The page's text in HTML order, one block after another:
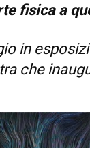
fisica a
in
che